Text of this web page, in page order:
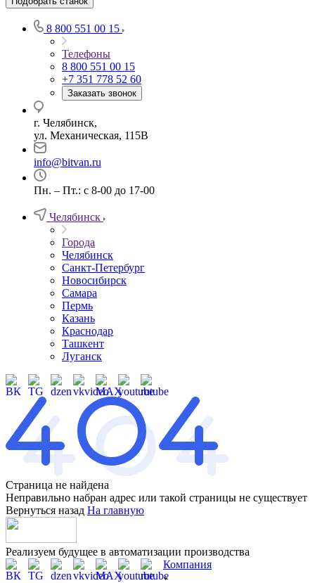
8 800 551 00 15
Телефоны
8 800 551 00 15
+7 351 778 52 60
Заказать звонок
г. Челябинск,
ул. Механическая, 115В
info@bitvan.ru
Пн. – Пт.: с 8-00 до 17-00
Челябинск
Города
Челябинск
Санкт-Петербург
Новосибирск
Самара
Пермь
Казань
Краснодар
Ташкент
Луганск
Страница не найдена
Неправильно набран адрес или такой страницы не существует
Вернуться назад На главную
Реализуем будущее в автоматизации производства
Компания